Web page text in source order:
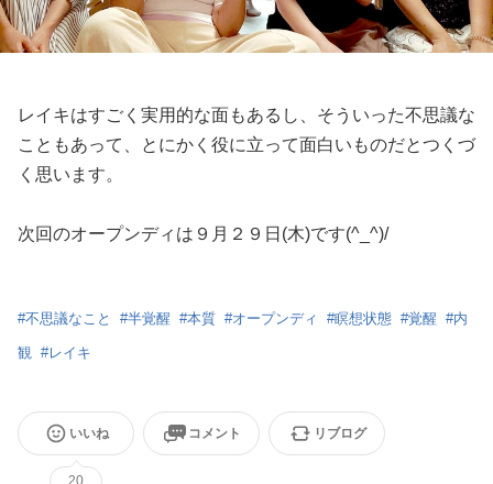
レイキはすごく実用的な面もあるし、そういった不思議な
こともあって、とにかく役に立って面白いものだとつくづ
く思います。
次回のオープンディは９月２９日(木)です(^_^)/
#不思議なこと #半覚醒 #本質 #オープンディ #瞑想状態 #覚醒 #内
観 #レイキ
いいね コメント リブログ